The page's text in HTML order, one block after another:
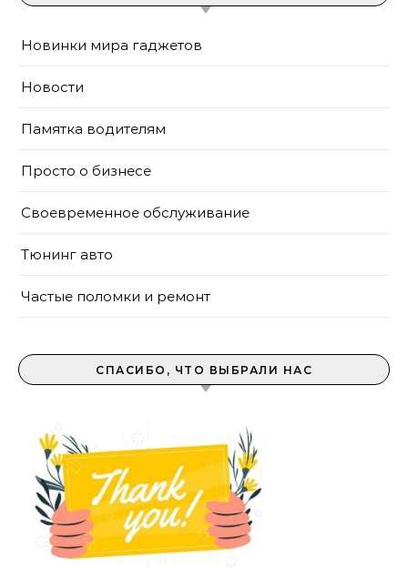
Новинки мира гаджетов
Новости
Памятка водителям
Просто о бизнесе
Своевременное обслуживание
Тюнинг авто
Частые поломки и ремонт
СПАСИБО, ЧТО ВЫБРАЛИ НАС